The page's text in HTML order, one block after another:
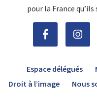
pour la France
Espace délégués
Droit à l’image
Nous